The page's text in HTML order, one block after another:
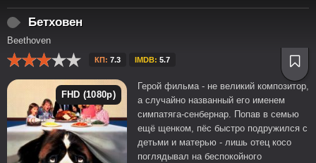
Бетховен
Beethoven
КП: 7.3 IMDB: 5.7
FHD (1080p)
Герой фильма - не великий композитор,
а случайно названный его именем
симпатяга-сенбернар. Попав в семью
ещё щенком, пёс быстро подружился с
детьми и матерью - лишь отец косо
поглядывал на беспокойного